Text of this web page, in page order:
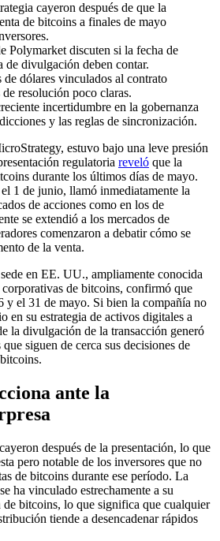
cayeron después de que la
de bitcoins a finales de mayo
Polymarket discuten si la fecha de
de divulgación deben contar.
dólares vinculados al contrato
resolución poco claras.
incertidumbre en la gobernanza
y las reglas de sincronización.
estuvo bajo una leve presión
regulatoria reveló que la
durante los últimos días de mayo.
1 de junio, llamó inmediatamente la
de acciones como en los de
se extendió a los mercados de
comenzaron a debatir cómo se
de la venta.
en EE. UU., ampliamente conocida
corporativas de bitcoins, confirmó que
y el 31 de mayo. Si bien la compañía no
en su estrategia de activos digitales a
la divulgación de la transacción generó
siguen de cerca sus decisiones de
ante la
después de la presentación, lo que
pero notable de los inversores que no
de bitcoins durante ese período. La
ha vinculado estrechamente a su
de bitcoins, lo que significa que cualquier
tiende a desencadenar rápidos